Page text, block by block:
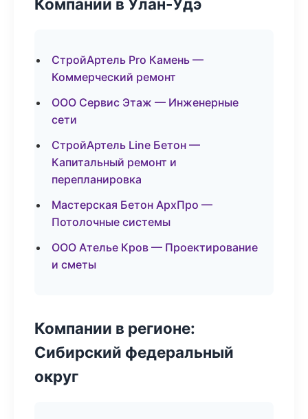
Компании в Улан-Удэ
СтройАртель Pro Камень —
Коммерческий ремонт
ООО Сервис Этаж — Инженерные
сети
СтройАртель Line Бетон —
Капитальный ремонт и
перепланировка
Мастерская Бетон АрхПро —
Потолочные системы
ООО Ателье Кров — Проектирование
и сметы
Компании в регионе:
Сибирский федеральный
округ